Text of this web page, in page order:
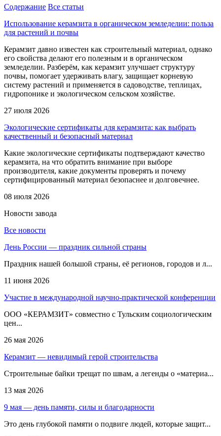
Содержание Все статьи
Использование керамзита в органическом земледелии: польза
для растений и почвы
Керамзит давно известен как строительный материал, однако
его свойства делают его полезным и в органическом
земледелии. Разберём, как керамзит улучшает структуру
почвы, помогает удерживать влагу, защищает корневую
систему растений и применяется в садоводстве, теплицах,
гидропонике и экологическом сельском хозяйстве.
27 июля 2026
Экологические сертификаты для керамзита: как выбрать
качественный и безопасный материал
Какие экологические сертификаты подтверждают качество
керамзита, на что обратить внимание при выборе
производителя, какие документы проверять и почему
сертифицированный материал безопаснее и долговечнее.
08 июля 2026
Новости завода
Все новости
День России — праздник сильной страны
Праздник нашей большой страны, её регионов, городов и л...
11 июня 2026
Участие в международной научно-практической конференции
ООО «КЕРАМЗИТ» совместно с Тульским социологическим
цен...
26 мая 2026
Керамзит — невидимый герой строительства
Строительные байки трещат по швам, а легенды о «материа...
13 мая 2026
9 мая — день памяти, силы и благодарности
Это день глубокой памяти о подвиге людей, которые защит...